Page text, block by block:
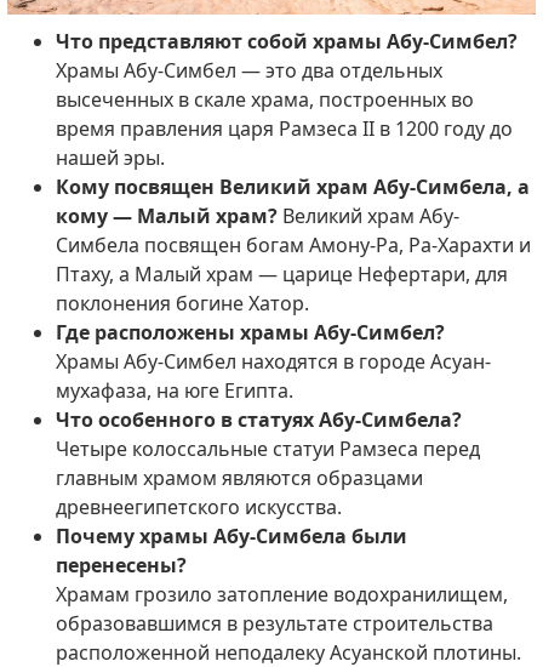
Что представляют собой храмы Абу-Симбел?
Храмы Абу-Симбел — это два отдельных
высеченных в скале храма, построенных во
время правления царя Рамзеса II в 1200 году до
нашей эры.
Кому посвящен Великий храм Абу-Симбела, а
кому — Малый храм?Великий храм Абу-
Симбела посвящен богам Амону-Ра, Ра-Харахти и
Птаху, а Малый храм — царице Нефертари, для
поклонения богине Хатор.
Где расположены храмы Абу-Симбел?
Храмы Абу-Симбел находятся в городе Асуан-
мухафаза, на юге Египта.
Что особенного в статуях Абу-Симбела?
Четыре колоссальные статуи Рамзеса перед
главным храмом являются образцами
древнеегипетского искусства.
Почему храмы Абу-Симбела были
перенесены?
Храмам грозило затопление водохранилищем,
образовавшимся в результате строительства
расположенной неподалеку Асуанской плотины.